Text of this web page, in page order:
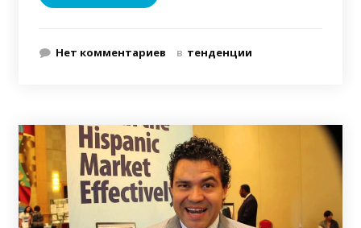
Нет комментариев в тенденции